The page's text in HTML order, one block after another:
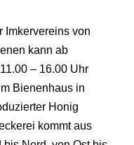
Imkervereins von
kann ab
– 16.00 Uhr
Bienenhaus in
Honig
kommt aus